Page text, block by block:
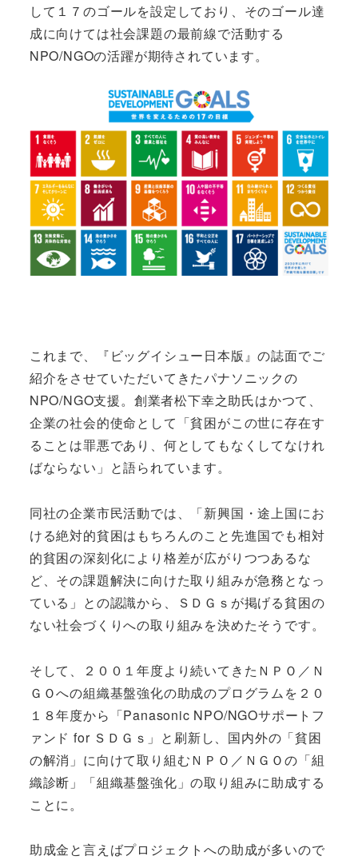
して１７のゴールを設定しており、そのゴール達
成に向けては社会課題の最前線で活動する
NPO/NGOの活躍が期待されています。
これまで、『ビッグイシュー日本版』の誌面でご
紹介をさせていただいてきたパナソニックの
NPO/NGO支援。創業者松下幸之助氏はかつて、
企業の社会的使命として「貧困がこの世に存在す
ることは罪悪であり、何としてもなくしてなけれ
ばならない」と語られています。
同社の企業市民活動では、「新興国・途上国にお
ける絶対的貧困はもちろんのこと先進国でも相対
的貧困の深刻化により格差が広がりつつあるな
ど、その課題解決に向けた取り組みが急務となっ
ている」との認識から、ＳＤＧｓが掲げる貧困の
ない社会づくりへの取り組みを決めたそうです。
そして、２００１年度より続いてきたＮＰＯ／Ｎ
ＧＯへの組織基盤強化の助成のプログラムを２０
１８年度から「Panasonic NPO/NGOサポートフ
ァンド for ＳＤＧｓ」と刷新し、国内外の「貧困
の解消」に向けて取り組むＮＰＯ／ＮＧＯの「組
織診断」「組織基盤強化」の取り組みに助成する
ことに。
助成金と言えばプロジェクトへの助成が多いので